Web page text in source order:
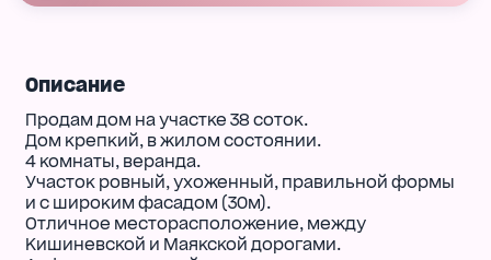
Описание
Продам дом на участке 38 соток.
Дом крепкий, в жилом состоянии.
4 комнаты, веранда.
Участок ровный, ухоженный, правильной формы
и с широким фасадом (30м).
Отличное месторасположение, между
Кишиневской и Маякской дорогами.